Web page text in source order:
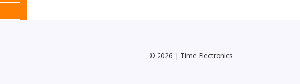
© 2026 | Time Electronics